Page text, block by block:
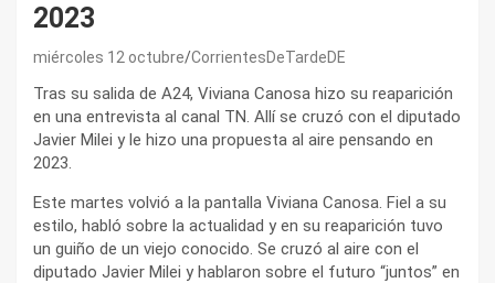
2023
miércoles 12 octubre CorrientesDeTardeDE
Tras su salida de A24, Viviana Canosa hizo su reaparición
en una entrevista al canal TN. Allí se cruzó con el diputado
Javier Milei y le hizo una propuesta al aire pensando en
2023.
Este martes volvió a la pantalla Viviana Canosa. Fiel a su
estilo, habló sobre la actualidad y en su reaparición tuvo
un guiño de un viejo conocido. Se cruzó al aire con el
diputado Javier Milei y hablaron sobre el futuro “juntos” en